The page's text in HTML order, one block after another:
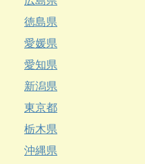
徳島県
愛媛県
愛知県
新潟県
東京都
栃木県
沖縄県